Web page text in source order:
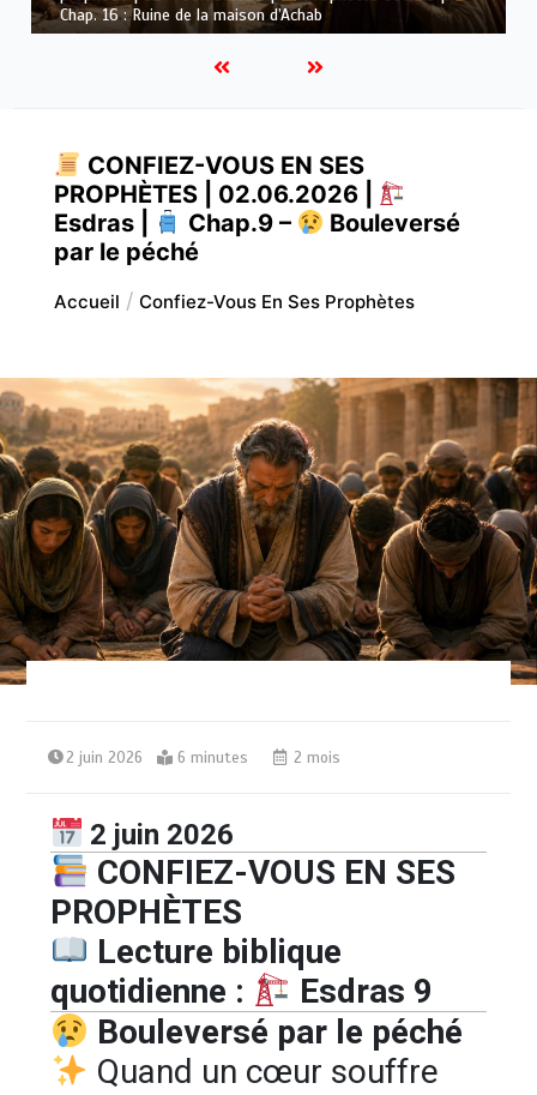
Dieu
CONFIEZ-VOUS EN SES
PROPHÈTES | 02.06.2026 |
Esdras |
Chap.9 –
Bouleversé
par le péché
Accueil Confiez-Vous En Ses Prophètes
2 juin 2026 6 minutes 2 mois
2 juin 2026
CONFIEZ-VOUS EN SES
PROPHÈTES
Lecture biblique
quotidienne :
Esdras 9
Bouleversé par le péché
Quand un cœur souffre